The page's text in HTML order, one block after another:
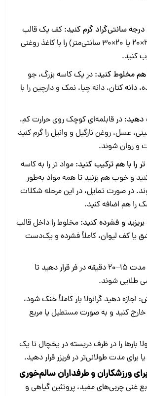
کف یک قالب
مستطیلی (حدود 20×20 یا 20×30 سانتی‌متر) را با کاغذ روغنی
کنید.
مخلوط کنید: در یک کاسه بزرگ، جو
کتان، دانه چیا، نمک و دارچین را با
دهید: در قابلمه‌ای کوچک روی حرارت کم،
عسل، روغن نارگیل و وانیل را گرم کنید
و روان شوند.
با هم ترکیب کنید: مواد تر را به کاسه
و خوب هم بزنید تا همه‌ مواد به‌طور
در صورت تمایل، در این مرحله شکلات
را هم اضافه کنید.
و فشرده کنید: مخلوط را داخل قالب
یا کف لیوان، کاملاً فشرده و یک‌دست
قالب را به مدت 15–20 دقیقه در فر قرار دهید تا
طلایی شوند.
اجازه دهید گرانولا بار کاملاً خنک شود،
کنید و به صورت مستطیل یا مربع
بارها را در ظرف دربسته در یخچال تا یک
برای مدت طولانی‌تر در فریزر قرار دهید.
ورزشکاران و طرفداران سالم‌خوری
غنی چربی‌های مفید، پروتئین گیاهی و